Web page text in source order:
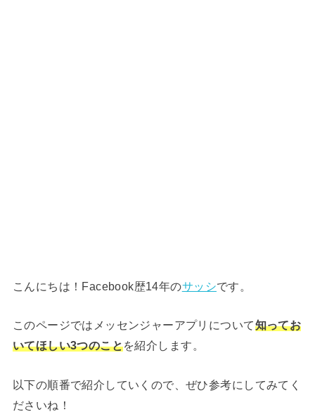
こんにちは！Facebook歴14年のサッシです。
このページではメッセンジャーアプリについて知ってお
いてほしい3つのことを紹介します。
以下の順番で紹介していくので、ぜひ参考にしてみてく
ださいね！